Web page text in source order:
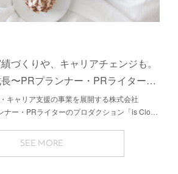
づくりや、キャリアチェンジも。
〜PRプランナー・PRライター…
キャリア支援の事業を展開する株式会社
ナー・PRライターのプロダクション「is Clo…
SEE MORE